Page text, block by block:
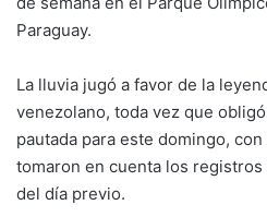
Paraguay.
La lluvia jugó a favor de la
venezolano, toda vez que
pautada para este domingo,
tomaron en cuenta los
del día previo.